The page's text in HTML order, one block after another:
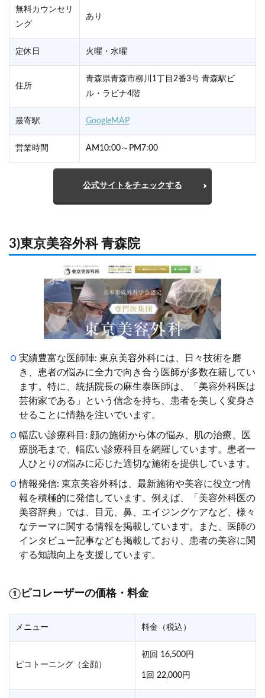
無料カウンセリ
ング
あり
定休日 火曜・水曜
住所
青森県青森市柳川1丁目2番3号 青森駅ビ
ル・ラビナ4階
最寄駅 GoogleMAP
営業時間 AM10:00～PM7:00
公式サイトをチェックする
3)東京美容外科 青森院
実績豊富な医師陣: 東京美容外科には、日々技術を磨
き、患者の悩みに全力で向き合う医師が多数在籍してい
ます。特に、統括院長の麻生泰医師は、「美容外科医は
芸術家である」という信念を持ち、患者を美しく変身さ
せることに情熱を注いでいます。
幅広い診療科目: 顔の施術から体の悩み、肌の治療、医
療脱毛まで、幅広い診療科目を網羅しています。患者一
人ひとりの悩みに応じた適切な施術を提供しています。
情報発信: 東京美容外科は、最新施術や美容に役立つ情
報を積極的に発信しています。例えば、「美容外科医の
美容辞典」では、目元、鼻、エイジングケアなど、様々
なテーマに関する情報を掲載しています。また、医師の
インタビュー記事なども掲載しており、患者の美容に関
する知識向上を支援しています。
①ピコレーザーの価格・料金
メニュー 料金（税込）
ピコトーニング（全顔）
初回 16,500円
1回 22,000円